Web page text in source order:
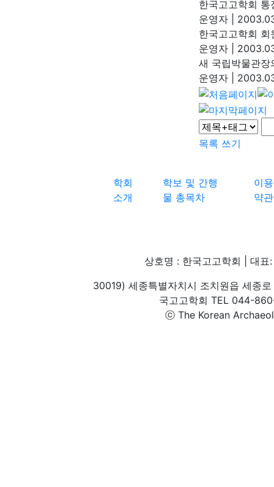
한국고고학회
운영자
한국고고학회
운영자
새 국립박물관
운영자
목록 쓰기
학회
소개
학보 및 간행
물 총목차
이용
약관
상호명 : 한국고고학회 | 대
30019) 세종특별자치시 조치원읍 세종
국고고학회 TEL 044-
ⓒ The Korean